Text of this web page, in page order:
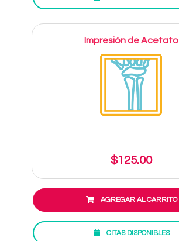
Impresión de Acetato
$125.00
AGREGAR AL CARRITO
CITAS DISPONIBLES